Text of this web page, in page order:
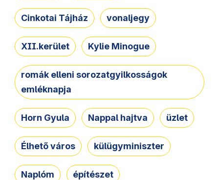
Cinkotai Tájház vonaljegy
XII.kerület Kylie Minogue
romák elleni sorozatgyilkosságok
emléknapja
Horn Gyula Nappal hajtva üzlet
Élhető város külügyminiszter
Naplóm építészet